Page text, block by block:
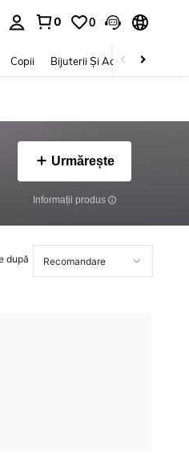
0 0
Copii Bijuterii Și Accesorii
Urmărește
Informații produs
după